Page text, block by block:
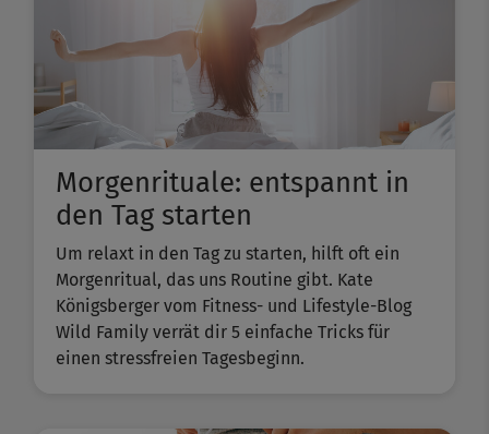
Morgenrituale: entspannt in
den Tag starten
Um relaxt in den Tag zu starten, hilft oft ein
Morgenritual, das uns Routine gibt. Kate
Königsberger vom Fitness- und Lifestyle-Blog
Wild Family verrät dir 5 einfache Tricks für
einen stressfreien Tagesbeginn.